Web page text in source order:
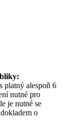
platný alespoň 6
nutné pro
je nutné se
o